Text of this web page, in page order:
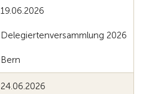
19.06.2026
Delegiertenversammlung 2026
Bern
24.06.2026